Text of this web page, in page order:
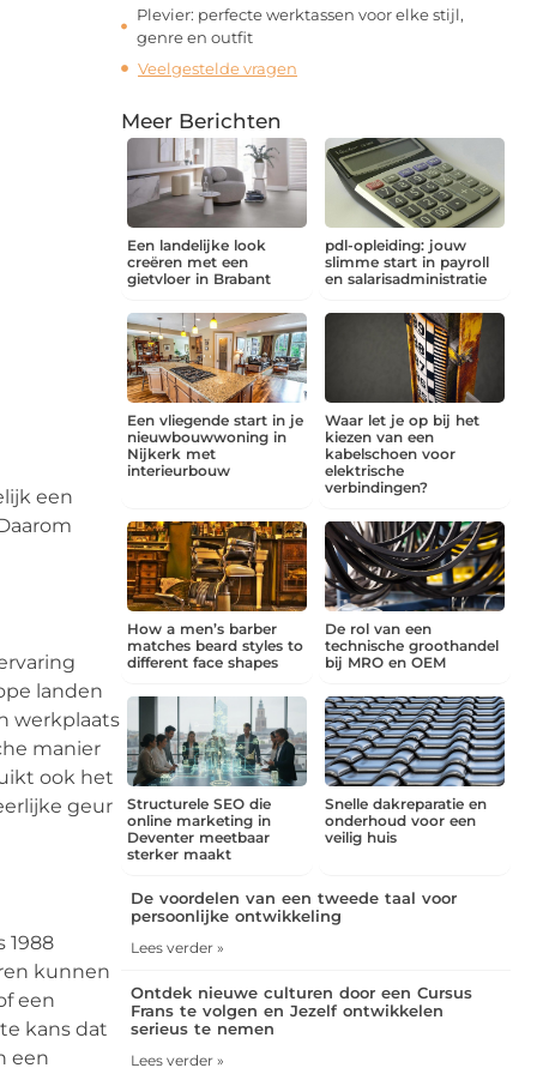
een
landen
werkplaats
manier
ook het
geur
1988
kunnen
een
kans dat
een
Plevier: perfecte werktassen voor elke stijl,
genre en outfit
Veelgestelde vragen
Meer Berichten
Een landelijke look
creëren met een
gietvloer in Brabant
pdl-opleiding: jouw
slimme start in payroll
en salarisadministratie
Een vliegende start in je
nieuwbouwwoning in
Nijkerk met
interieurbouw
Waar let je op bij het
kiezen van een
kabelschoen voor
elektrische
verbindingen?
How a men’s barber
matches beard styles to
different face shapes
De rol van een
technische groothandel
bij MRO en OEM
Structurele SEO die
online marketing in
Deventer meetbaar
sterker maakt
Snelle dakreparatie en
onderhoud voor een
veilig huis
De voordelen van een tweede taal voor
persoonlijke ontwikkeling
Lees verder »
Ontdek nieuwe culturen door een Cursus
Frans te volgen en Jezelf ontwikkelen
serieus te nemen
Lees verder »